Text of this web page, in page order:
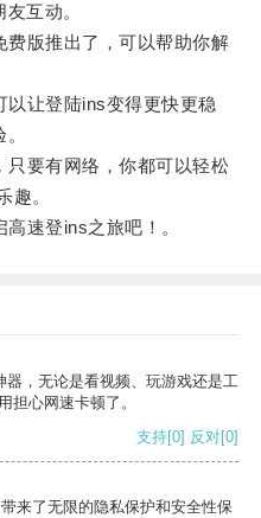
互动。
版推出了，可以帮助你解
让登陆ins变得更快更稳
要有网络，你都可以轻松
趣。
速登ins之旅吧！。
，无论是看视频、玩游戏还是工
担心网速卡顿了。
支持[0] 反对[0]
来了无限的隐私保护和安全性保